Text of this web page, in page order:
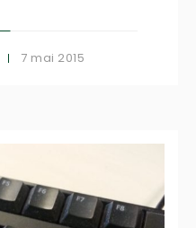
7 mai 2015